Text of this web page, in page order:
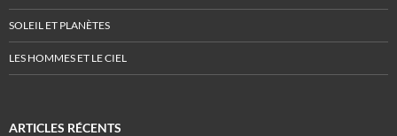
SOLEIL ET PLANÈTES
LES HOMMES ET LE CIEL
ARTICLES RÉCENTS